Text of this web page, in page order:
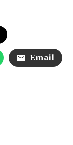
Email